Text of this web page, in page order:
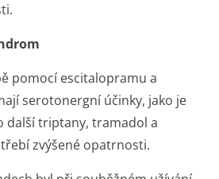
pomocí escitalopramu a
serotonergní účinky, jako je
další triptany, tramadol a
zvýšené opatrnosti.